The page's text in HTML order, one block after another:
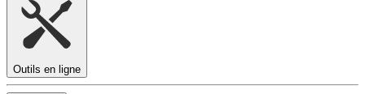
Outils en ligne